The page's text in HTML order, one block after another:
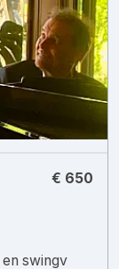
€ 650
swingv